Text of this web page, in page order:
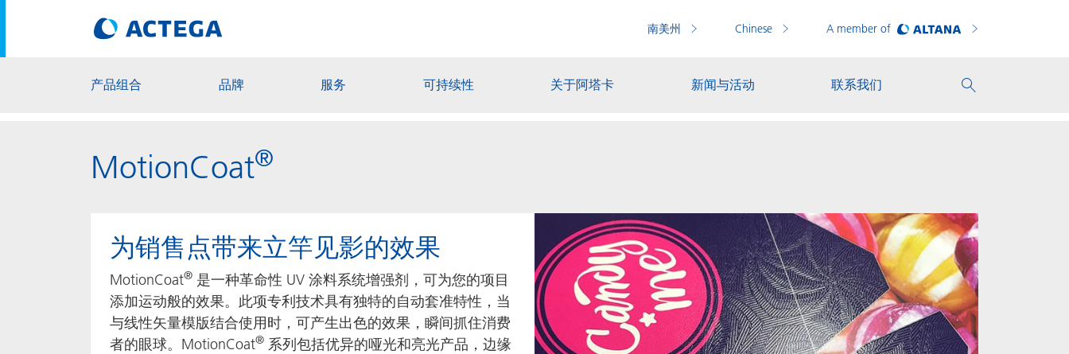
南美州 Chinese A member of
产品组合 品牌 服务 可持续性 关于阿塔卡 新闻与活动 联系我们
MotionCoat®
为销售点带来立竿见影的效果
MotionCoat® 是一种革命性 UV 涂料系统增强剂，可为您的项目
添加运动般的效果。此项专利技术具有独特的自动套准特性，当
与线性矢量模版结合使用时，可产生出色的效果，瞬间抓住消费
者的眼球。MotionCoat® 系列包括优异的哑光和亮光产品，边缘